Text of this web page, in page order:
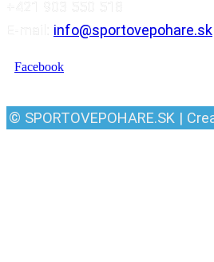
info@sportovepohare.sk
Facebook
© SPORTOVEPOHARE.SK |